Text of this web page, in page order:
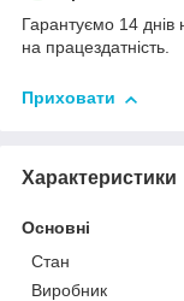
Гарантуємо 14 днів
на працездатність.
Приховати
Характеристики
Основні
Стан
Виробник